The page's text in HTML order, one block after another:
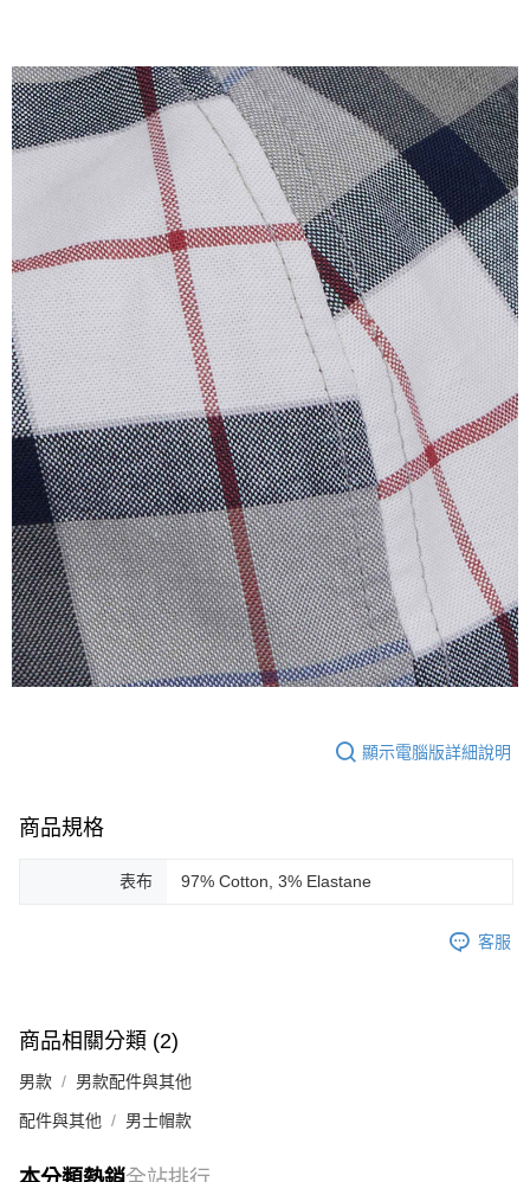
顯示電腦版詳細說明
商品規格
表布 97% Cotton, 3% Elastane
客服
商品相關分類 (2)
男款 男款配件與其他
配件與其他 男士帽款